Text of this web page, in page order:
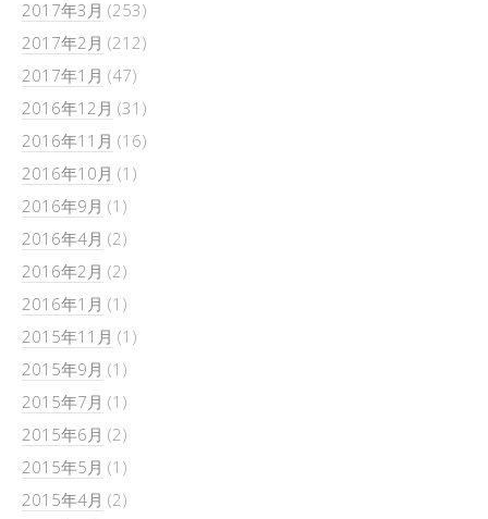
2017年3月 (253)
2017年2月 (212)
2017年1月 (47)
2016年12月 (31)
2016年11月 (16)
2016年10月 (1)
2016年9月 (1)
2016年4月 (2)
2016年2月 (2)
2016年1月 (1)
2015年11月 (1)
2015年9月 (1)
2015年7月 (1)
2015年6月 (2)
2015年5月 (1)
2015年4月 (2)